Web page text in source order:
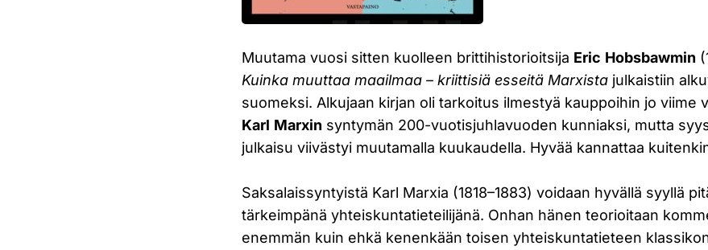
Muutama vuosi sitten kuolleen brittihistorioitsija Eric Hobsbawmin
Kuinka muuttaa maailmaa – kriittisiä esseitä Marxista julkaistiin
suomeksi. Alkujaan kirjan oli tarkoitus ilmestyä kauppoihin jo viime
Karl Marxin syntymän 200-vuotisjuhlavuoden kunniaksi, mutta
julkaisu viivästyi muutamalla kuukaudella. Hyvää kannattaa
Saksalaissyntyistä Karl Marxia (1818–1883) voidaan hyvällä syyllä
tärkeimpänä yhteiskuntatieteilijänä. Onhan hänen teorioitaan
enemmän kuin ehkä kenenkään toisen yhteiskuntatieteen